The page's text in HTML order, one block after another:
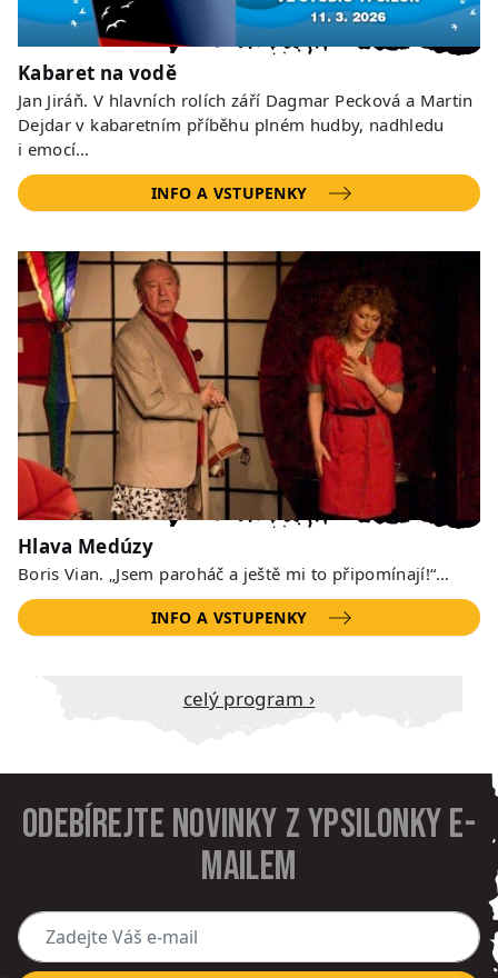
Kabaret na vodě
Jan Jiráň. V hlavních rolích září Dagmar Pecková a Martin
Dejdar v kabaretním příběhu plném hudby, nadhledu
i emocí…
INFO A VSTUPENKY
Hlava Medúzy
Boris Vian. „Jsem paroháč a ještě mi to připomínají!“…
INFO A VSTUPENKY
Celý program ›
Odebírejte novinky z Ypsilonky e-
mailem
Zadejte Váš e-mail